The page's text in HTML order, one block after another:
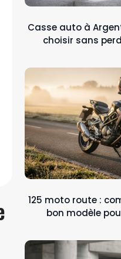
Casse auto à
choisir sans
125 moto route :
bon modèle